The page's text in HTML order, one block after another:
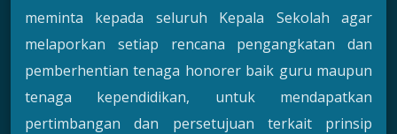
meminta kepada seluruh Kepala Sekolah agar
melaporkan setiap rencana pengangkatan dan
pemberhentian tenaga honorer baik guru maupun
tenaga kependidikan, untuk mendapatkan
pertimbangan dan persetujuan terkait prinsip